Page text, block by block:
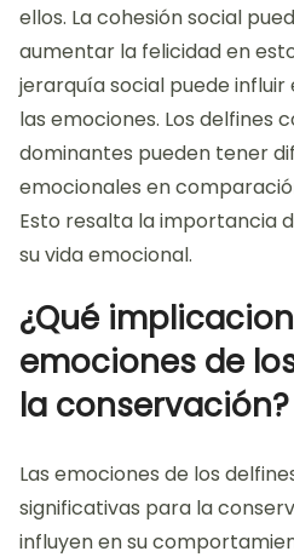
ellos. La cohesión social
aumentar la felicidad en
jerarquía social puede
las emociones. Los delfines
dominantes pueden tener
emocionales en
Esto resalta la importancia
su vida emocional.
¿Qué
emociones de
la conservación?
Las emociones de los
significativas para la
influyen en su